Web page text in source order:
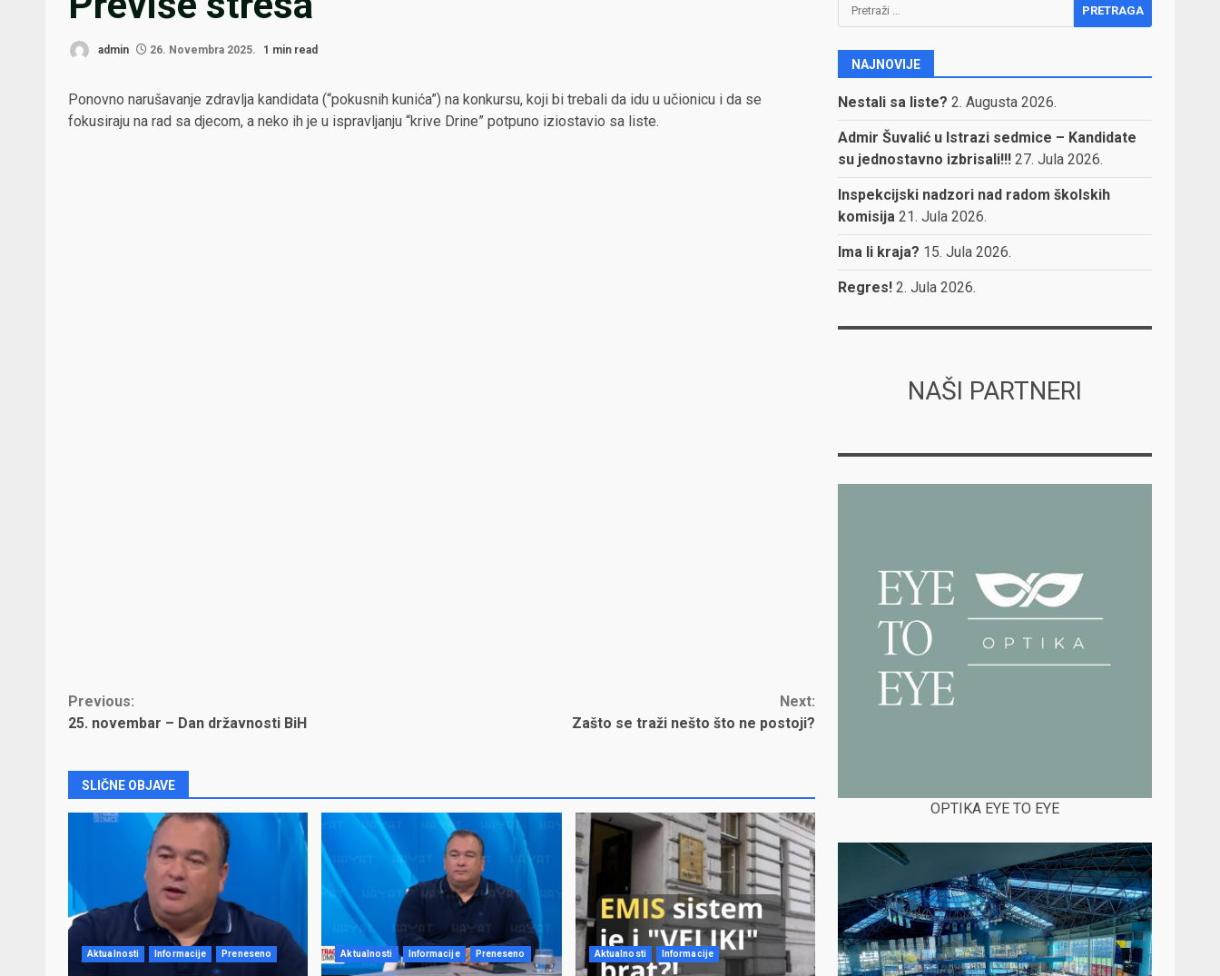
admin 26. Novembra 2025. 1 min read
Ponovno narušavanje zdravlja kandidata (“pokusnih kunića”) na konkursu, koji bi trebali da idu u učionicu i da se
fokusiraju na rad sa djecom, a neko ih je u ispravljanju “krive Drine” potpuno iziostavio sa liste.
Continue
Previous:
25. novembar – Dan državnosti BiH
Next:
Zašto se traži nešto što ne postoji?
SLIČNE OBJAVE
Aktualnosti Informacije Preneseno Aktualnosti Informacije Preneseno Aktualnosti Informacije
NAJNOVIJE
Nestali sa liste? 2. Augusta 2026.
Admir Šuvalić u Istrazi sedmice – Kandidate
su jednostavno izbrisali!!! 27. Jula 2026.
Inspekcijski nadzori nad radom školskih
komisija 21. Jula 2026.
Ima li kraja? 15. Jula 2026.
Regres! 2. Jula 2026.
NAŠI PARTNERI
OPTIKA EYE TO EYE